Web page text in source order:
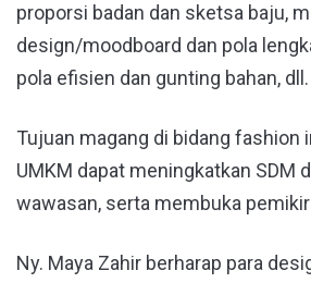
proporsi badan dan sketsa baju,
design/moodboard dan pola
pola efisien dan gunting bahan, dll.
Tujuan magang di bidang fashion
UMKM dapat meningkatkan SDM
wawasan, serta membuka
Ny. Maya Zahir berharap para